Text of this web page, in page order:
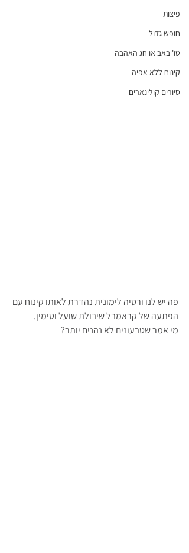
פיצות
חופש גדול
טו' באב או חג האהבה
קינוח ללא אפיה
סיורים קולינארים
פה יש לנו ורסיה לימונית נהדרת לאותו קינוח עם
הפתעה של קראמבל שיבולת שועל וטימין.
מי אמר שטבעונים לא נהנים יותר?